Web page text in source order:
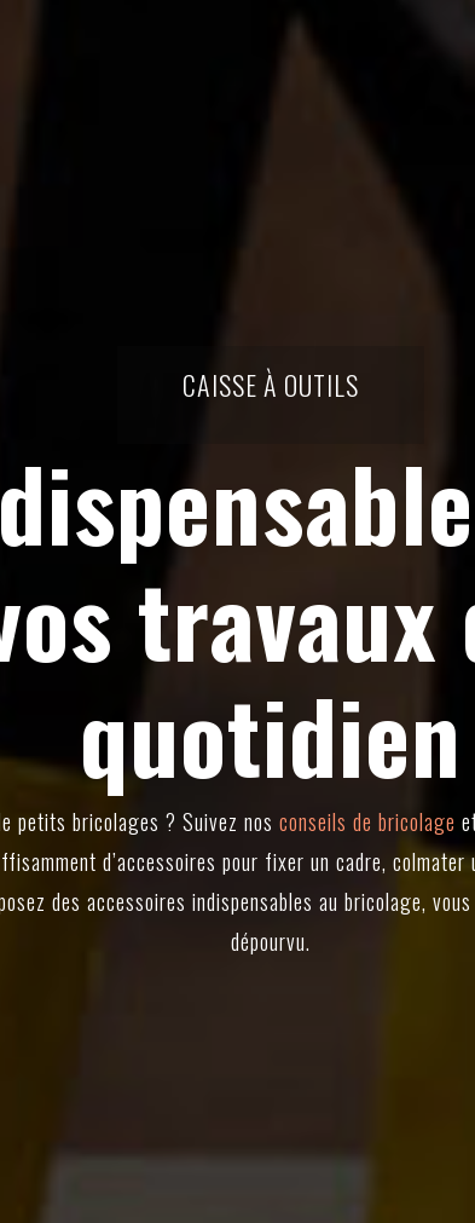
CAISSE À OUTILS
travaux
quotidien
petits bricolages ? Suivez nos conseils de bricolage
d’accessoires pour fixer un cadre, colmater
des accessoires indispensables au bricolage,
dépourvu.